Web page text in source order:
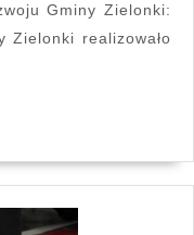
Gminy Zielonki:
Zielonki realizowało